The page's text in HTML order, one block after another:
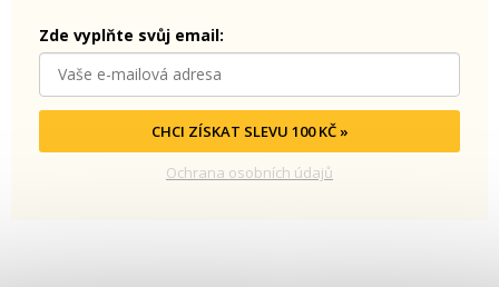
Zde vyplňte svůj email:
CHCI ZÍSKAT SLEVU 100 KČ »
Ochrana osobních údajů